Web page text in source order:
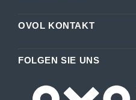
OVOL KONTAKT
FOLGEN SIE UNS